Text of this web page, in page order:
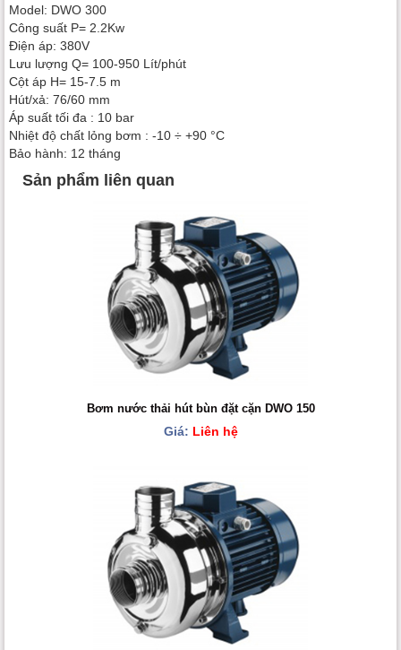
Model: DWO 300
Công suất P= 2.2Kw
Điện áp: 380V
Lưu lượng Q= 100-950 Lít/phút
Cột áp H= 15-7.5 m
Hút/xả: 76/60 mm
Áp suất tối đa : 10 bar
Nhiệt độ chất lỏng bơm : -10 ÷ +90 °C
Bảo hành: 12 tháng
Sản phẩm liên quan
Bơm nước thải hút bùn đặt cặn DWO 150
Giá: Liên hệ